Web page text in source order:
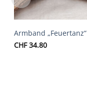
Armband „Feuertanz“
CHF34.80